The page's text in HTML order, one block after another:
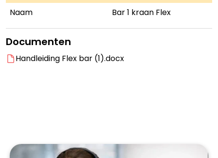
Naam
Bar 1 kraan Flex
Documenten
Handleiding Flex bar (1).docx